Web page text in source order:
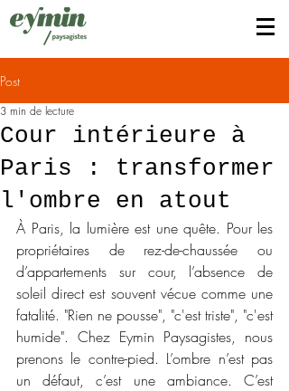
Post
Cour intérieure à
Paris : transformer
l'ombre en atout
3 min de lecture
À Paris, la lumière est une quête. Pour les
propriétaires de rez-de-chaussée ou
d’appartements sur cour, l’absence de
soleil direct est souvent vécue comme une
fatalité. "Rien ne pousse", "c'est triste", "c'est
humide". Chez Eymin Paysagistes, nous
prenons le contre-pied. L’ombre n’est pas
un défaut, c’est une ambiance. C’est